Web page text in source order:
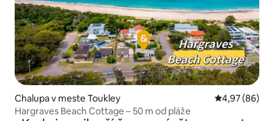
Chalupa v meste Toukley Priemerné
4,97 (86)
Hargraves Beach Cottage – 50 m od pláže